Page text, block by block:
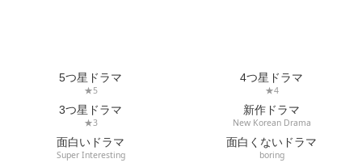
5つ星ドラマ
★5
4つ星ドラマ
★4
3つ星ドラマ
★3
新作ドラマ
New Korean Drama
面白いドラマ
Super Interesting
面白くないドラマ
boring